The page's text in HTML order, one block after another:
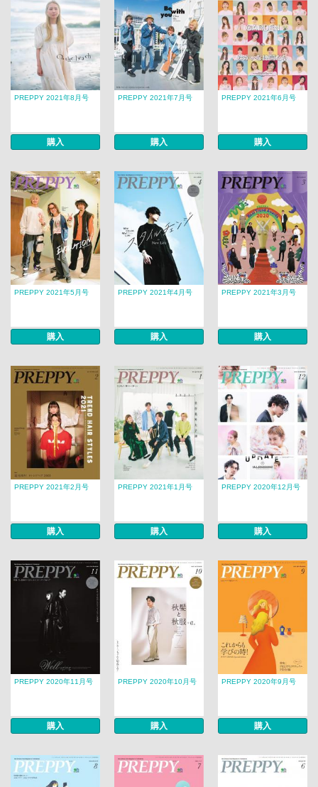
PREPPY 2021年8月号
購入
PREPPY 2021年7月号
購入
PREPPY 2021年6月号
購入
PREPPY 2021年5月号
購入
PREPPY 2021年4月号
購入
PREPPY 2021年3月号
購入
PREPPY 2021年2月号
購入
PREPPY 2021年1月号
購入
PREPPY 2020年12月号
購入
PREPPY 2020年11月号
購入
PREPPY 2020年10月号
購入
PREPPY 2020年9月号
購入